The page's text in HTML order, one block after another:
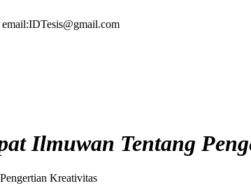
Ilmuwan Tentang
Kreativitas